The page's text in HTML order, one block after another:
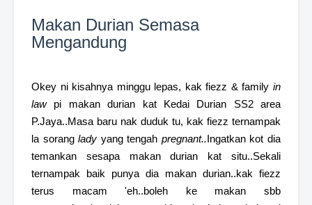
Makan Durian Semasa
Mengandung
Okey ni kisahnya minggu lepas, kak fiezz & family in
lawpi makan durian kat Kedai Durian SS2 area
P.Jaya..Masa baru nak duduk tu, kak fiezz ternampak
la soranglady yang tengah pregnant..Ingatkan kot dia
temankan sesapa makan durian kat situ..Sekali
ternampak baik punya dia makan durian..kak fiezz
terus macam 'eh..boleh ke makan sbb